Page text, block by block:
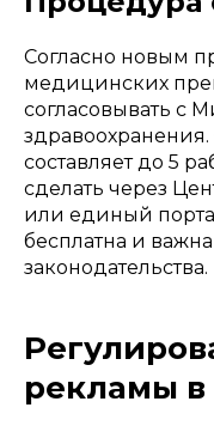
Согласно новым
медицинских
согласовывать с
составляет до 5
сделать через
или единый
бесплатна и
законодательства.
рекламы